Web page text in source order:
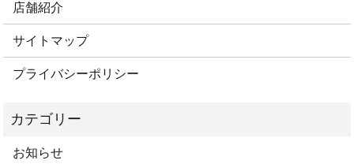
店舗紹介
サイトマップ
プライバシーポリシー
お知らせ